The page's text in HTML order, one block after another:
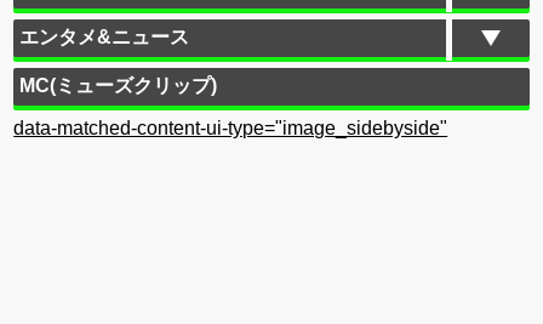
エンタメ&ニュース
MC(ミューズクリップ)
data-matched-content-ui-type="image_sidebyside"